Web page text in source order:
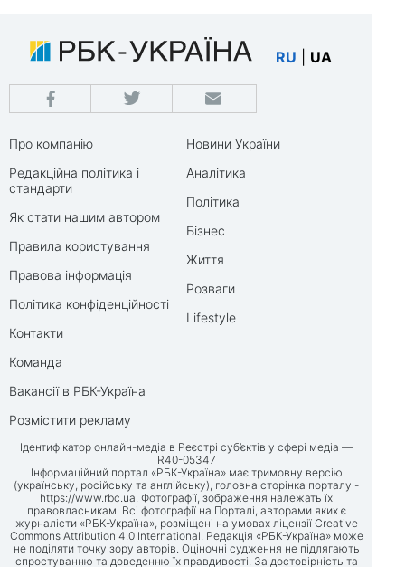
RU UA
Про компанію
Редакційна політика і
стандарти
Як стати нашим автором
Правила користування
Правова інформація
Політика конфіденційності
Контакти
Команда
Вакансії в РБК-Україна
Розмістити рекламу
Новини України
Аналітика
Політика
Бізнес
Життя
Розваги
Lifestyle
Ідентифікатор онлайн-медіа в Реєстрі суб’єктів у сфері медіа —
R40-05347
Інформаційний портал «РБК-Україна» має тримовну версію
(українську, російську та англійську), головна сторінка порталу -
https://www.rbc.ua. Фотографії, зображення належать їх
правовласникам. Всі фотографії на Порталі, авторами яких є
журналісти «РБК-Україна», розміщені на умовах ліцензії Creative
Commons Attribution 4.0 International. Редакція «РБК-Україна» може
не поділяти точку зору авторів. Оціночні судження не підлягають
спростуванню та доведенню їх правдивості. За достовірність та